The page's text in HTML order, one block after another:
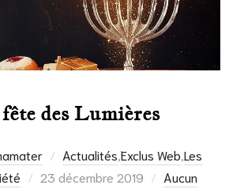
des Lumières
Actualités Exclus Web Les
Publié
23 décembre 2019
Aucun